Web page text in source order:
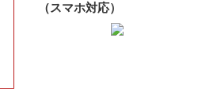
（スマホ対応）